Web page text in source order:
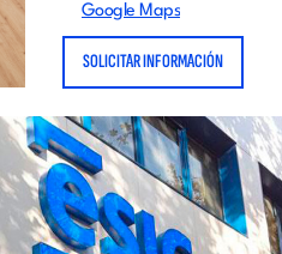
Google Maps
SOLICITAR INFORMACIÓN